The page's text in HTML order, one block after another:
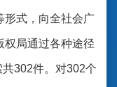
形式，向全社会广
权局通过各种途径
302件。对302个